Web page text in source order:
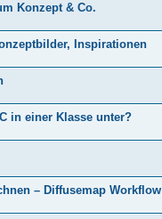
Konzept & Co.
Inspirationen
in einer Klasse unter?
– Diffusemap Workflow